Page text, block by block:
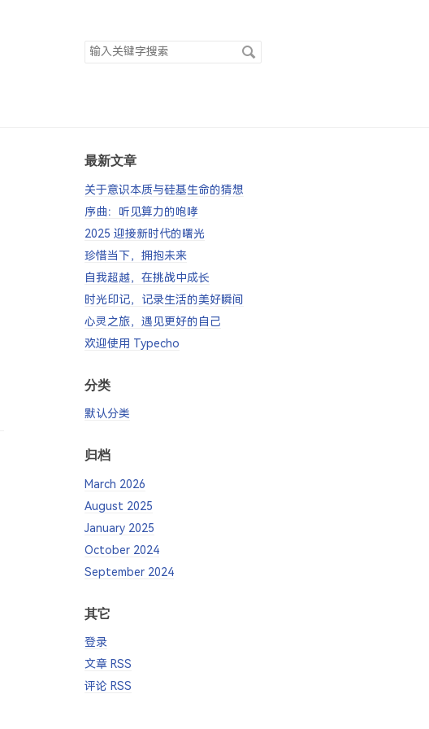
搜
索
最新文章
关于意识本质与硅基生命的猜想
序曲：听见算力的咆哮
2025 迎接新时代的曙光
珍惜当下，拥抱未来
自我超越，在挑战中成长
时光印记，记录生活的美好瞬间
心灵之旅，遇见更好的自己
欢迎使用 Typecho
分类
默认分类
归档
March 2026
August 2025
January 2025
October 2024
September 2024
其它
登录
文章 RSS
评论 RSS